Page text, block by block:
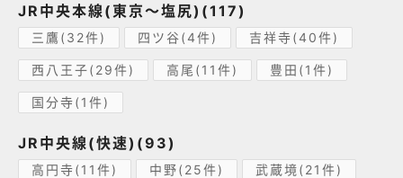
JR中央本線(東京～塩尻)(117)
三鷹(32件) 四ツ谷(4件) 吉祥寺(40件)
西八王子(29件) 高尾(11件) 豊田(1件)
国分寺(1件)
JR中央線(快速)(93)
高円寺(11件) 中野(25件) 武蔵境(21件)